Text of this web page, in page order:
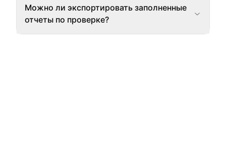
Можно ли экспортировать заполненные
отчеты по проверке?